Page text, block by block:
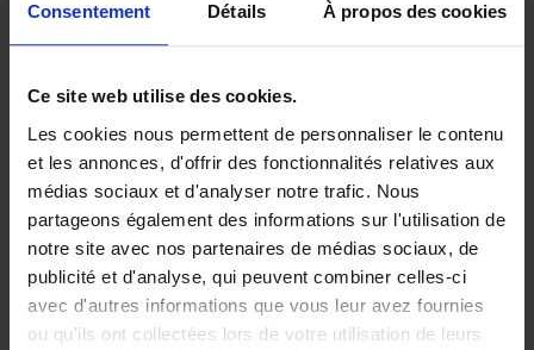
Consentement Détails À propos des cookies
Ce site web utilise des cookies.
Les cookies nous permettent de personnaliser le contenu
et les annonces, d'offrir des fonctionnalités relatives aux
médias sociaux et d'analyser notre trafic. Nous
partageons également des informations sur l'utilisation de
notre site avec nos partenaires de médias sociaux, de
publicité et d'analyse, qui peuvent combiner celles-ci
avec d'autres informations que vous leur avez fournies
ou qu'ils ont collectées lors de votre utilisation de leurs
Building Bonds = Building
Business
Jochen Roef Jozefien De Feyter
Carolien Boom
Couverture souple
2025 200
€29,99